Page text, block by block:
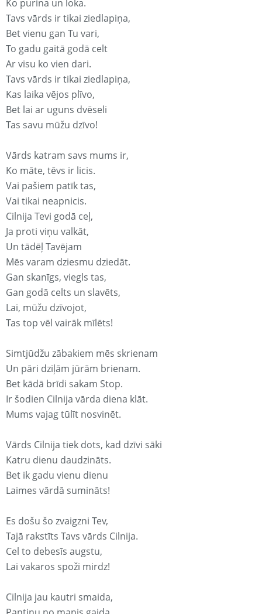
Ko purina un loka.
Tavs vārds ir tikai ziedlapiņa,
Bet vienu gan Tu vari,
To gadu gaitā godā celt
Ar visu ko vien dari.
Tavs vārds ir tikai ziedlapiņa,
Kas laika vējos plīvo,
Bet lai ar uguns dvēseli
Tas savu mūžu dzīvo!
Vārds katram savs mums ir,
Ko māte, tēvs ir licis.
Vai pašiem patīk tas,
Vai tikai neapnicis.
Cilnija Tevi godā ceļ,
Ja proti viņu valkāt,
Un tādēļ Tavējam
Mēs varam dziesmu dziedāt.
Gan skanīgs, viegls tas,
Gan godā celts un slavēts,
Lai, mūžu dzīvojot,
Tas top vēl vairāk mīlēts!
Simtjūdžu zābakiem mēs skrienam
Un pāri dziļām jūrām brienam.
Bet kādā brīdi sakam Stop.
Ir šodien Cilnija vārda diena klāt.
Mums vajag tūlīt nosvinēt.
Vārds Cilnija tiek dots, kad dzīvi sāki
Katru dienu daudzināts.
Bet ik gadu vienu dienu
Laimes vārdā sumināts!
Es došu šo zvaigzni Tev,
Tajā rakstīts Tavs vārds Cilnija.
Cel to debesīs augstu,
Lai vakaros spoži mirdz!
Cilnija jau kautri smaida,